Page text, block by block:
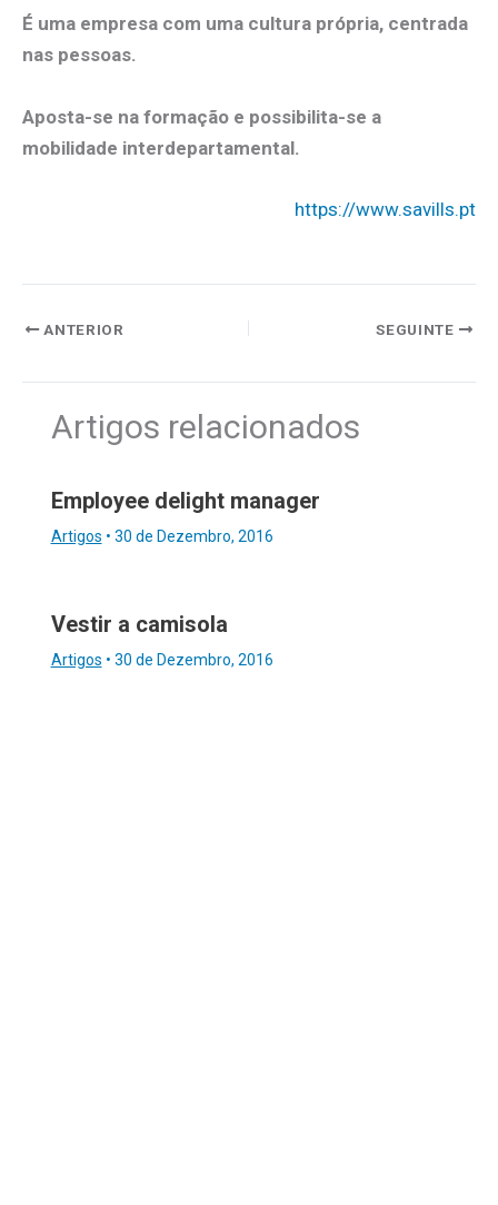
É uma empresa com uma cultura própria, centrada
nas pessoas.
Aposta-se na formação e possibilita-se a
mobilidade interdepartamental.
https://www.savills.pt
ANTERIOR SEGUINTE
Artigos relacionados
Employee delight manager
Artigos • 30 de Dezembro, 2016
Vestir a camisola
Artigos • 30 de Dezembro, 2016